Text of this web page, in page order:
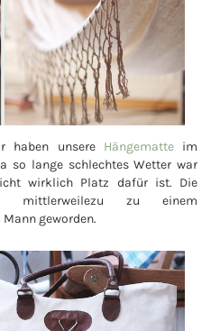
haben unsere Hängematteim
so lange schlechtes Wetter war
wirklich Platz dafür ist. Die
mittlerweilezu zu einem
geworden.